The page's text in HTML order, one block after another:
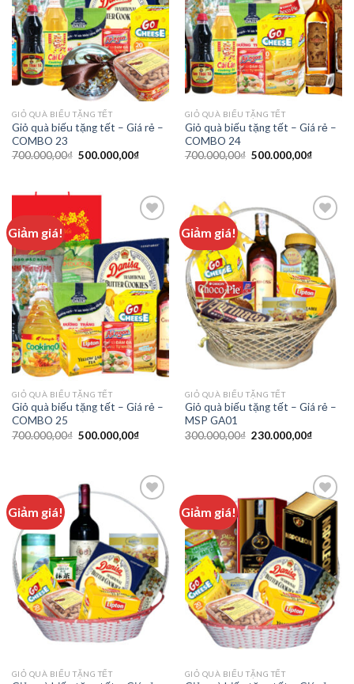
GIỎ QUÀ BIẾU TẶNG TẾT
Giỏ quà biếu tặng tết – Giá rẻ –
COMBO 23
700.000,00₫ 500.000,00₫
GIỎ QUÀ BIẾU TẶNG TẾT
Giỏ quà biếu tặng tết – Giá rẻ –
COMBO 24
700.000,00₫ 500.000,00₫
Giảm giá!
wishlist
GIỎ QUÀ BIẾU TẶNG TẾT
Giỏ quà biếu tặng tết – Giá rẻ –
COMBO 25
700.000,00₫ 500.000,00₫
Giảm giá!
Add to
wishlist
GIỎ QUÀ BIẾU TẶNG TẾT
Giỏ quà biếu tặng tết – Giá rẻ –
MSP GA01
300.000,00₫ 230.000,00₫
Giảm giá!
Add to
wishlist
GIỎ QUÀ BIẾU TẶNG TẾT
Giảm giá!
Add to
wishlist
GIỎ QUÀ BIẾU TẶNG TẾT